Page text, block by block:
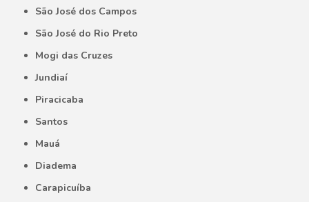
São José dos Campos
São José do Rio Preto
Mogi das Cruzes
Jundiaí
Piracicaba
Santos
Mauá
Diadema
Carapicuíba